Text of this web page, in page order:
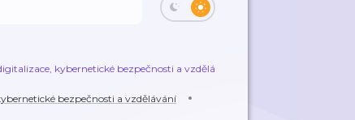
kybernetické bezpečnosti a vzdělávání
bezpečnosti a vzdělávání